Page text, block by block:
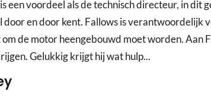
een voordeel als de technisch directeur, in dit
en door kent. Fallows is verantwoordelijk
de motor heengebouwd moet worden. Aan
Gelukkig krijgt hij wat hulp...